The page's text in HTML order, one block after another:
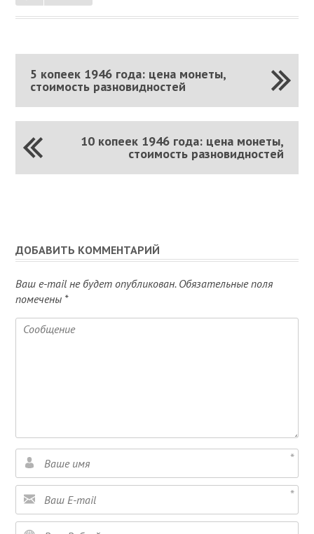
5 копеек 1946 года: цена монеты,
стоимость разновидностей
10 копеек 1946 года: цена монеты,
стоимость разновидностей
ДОБАВИТЬ КОММЕНТАРИЙ
Ваш e-mail не будет опубликован.Обязательные поля
помечены *